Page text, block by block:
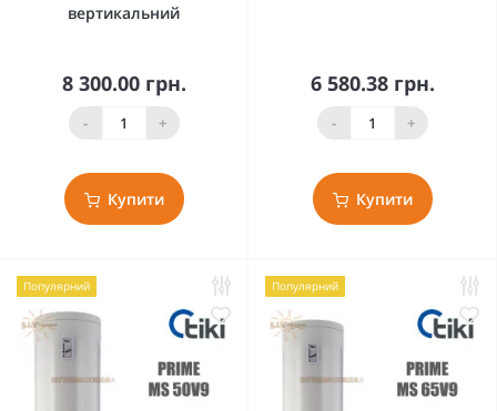
вертикальний
8 300.00 грн.
- +
Купити
6 580.38 грн.
- +
Купити
Популярний Популярний